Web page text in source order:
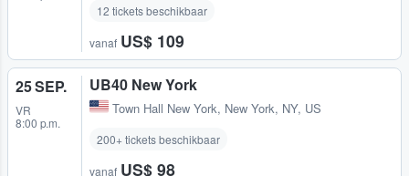
12 tickets beschikbaar
vanaf US$ 109
25 SEP.
VR
8:00 p.m.
UB40 New York
Town Hall New York, New York, NY, US
200+ tickets beschikbaar
vanaf US$ 98